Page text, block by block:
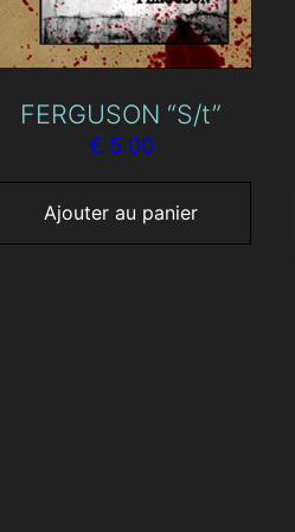
FERGUSON “S/t”
€ 5.00
Ajouter au panier